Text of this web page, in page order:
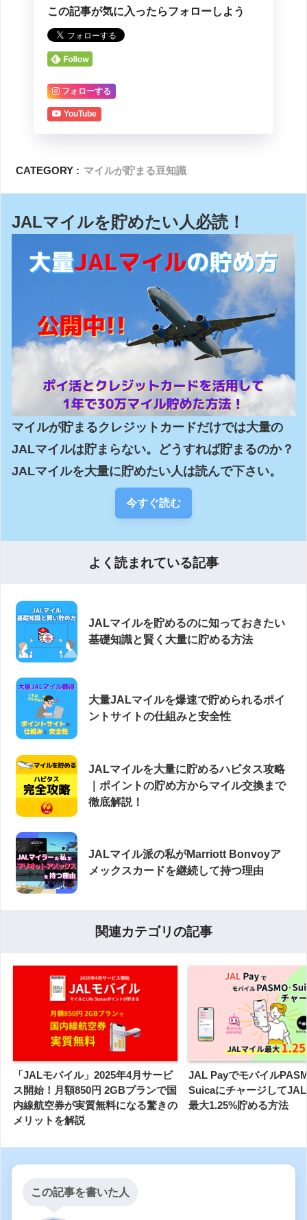
この記事が気に入ったらフォローしよう
フォローする
YouTube
CATEGORY : マイルが貯まる豆知識
JALマイルを貯めたい人必読！
マイルが貯まるクレジットカードだけでは大量の
JALマイルは貯まらない。どうすれば貯まるのか？
JALマイルを大量に貯めたい人は読んで下さい。
今すぐ読む
よく読まれている記事
JALマイルを貯めるのに知っておきたい
基礎知識と賢く大量に貯める方法
大量JALマイルを爆速で貯められるポイ
ントサイトの仕組みと安全性
JALマイルを大量に貯めるハピタス攻略
｜ポイントの貯め方からマイル交換まで
徹底解説！
JALマイル派の私がMarriott Bonvoyア
メックスカードを継続して持つ理由
関連カテゴリの記事
「JALモバイル」2025年4月サービ
ス開始！月額850円 2GBプランで国
内線航空券が実質無料になる驚きの
メリットを解説
JAL Payでモバイル
Suicaにチャージして
最大1.25%貯める方法
この記事を書いた人